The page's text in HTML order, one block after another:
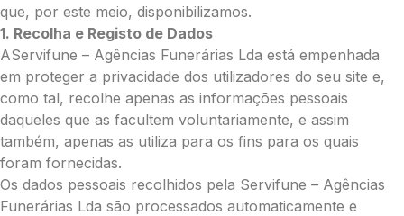
Pequena (€85)
Média (€100)
Grande (€115)
Coração:
Pequena (€85)
Média (€100)
Grande (€115)
Coroa:
que, por este meio, disponibilizamos.
1. Recolha e Registo de Dados
AServifune – Agências Funerárias Lda está empenhada
em proteger a privacidade dos utilizadores do seu site e,
como tal, recolhe apenas as informações pessoais
daqueles que as facultem voluntariamente, e assim
também, apenas as utiliza para os fins para os quais
foram fornecidas.
Os dados pessoais recolhidos pela Servifune – Agências
Funerárias Lda são processados automaticamente e